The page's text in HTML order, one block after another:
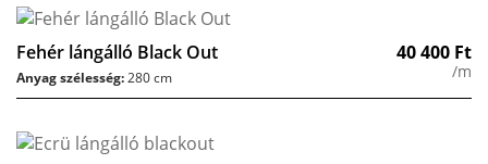
Fehér lángálló Black Out 40 400 Ft
/m
Anyag szélesség:280 cm